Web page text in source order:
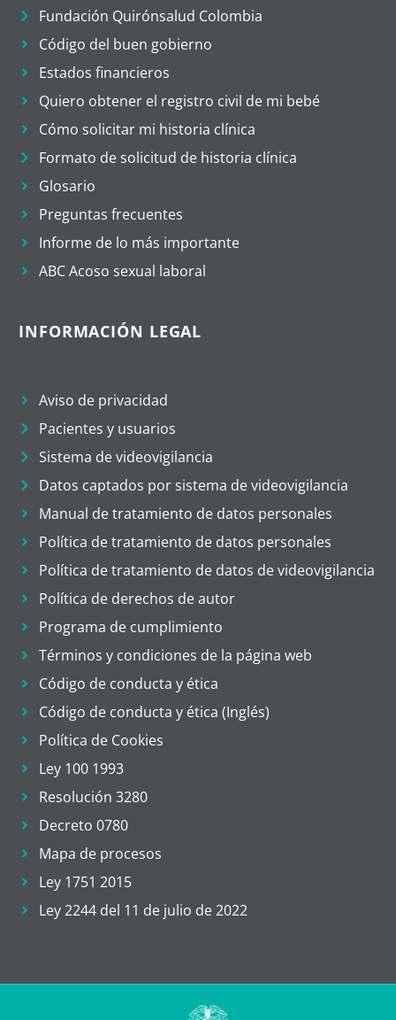
Fundación Quirónsalud Colombia
Código del buen gobierno
Estados financieros
Quiero obtener el registro civil de mi bebé
Cómo solicitar mi historia clínica
Formato de solicitud de historia clínica
Glosario
Preguntas frecuentes
Informe de lo más importante
ABC Acoso sexual laboral
INFORMACIÓN LEGAL
Aviso de privacidad
Pacientes y usuarios
Sistema de videovigilancia
Datos captados por sistema de videovigilancia
Manual de tratamiento de datos personales
Política de tratamiento de datos personales
Política de tratamiento de datos de videovigilancia
Política de derechos de autor
Programa de cumplimiento
Términos y condiciones de la página web
Código de conducta y ética
Código de conducta y ética (Inglés)
Política de Cookies
Ley 100 1993
Resolución 3280
Decreto 0780
Mapa de procesos
Ley 1751 2015
Ley 2244 del 11 de julio de 2022